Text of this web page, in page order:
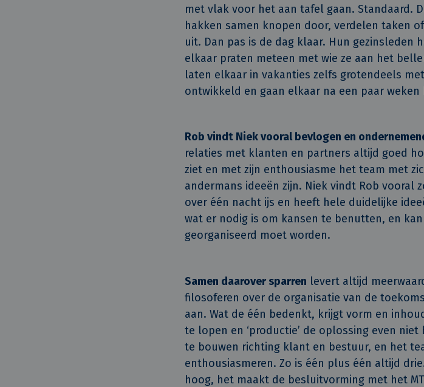
met vlak voor het aan tafel gaan. Standaard.
hakken samen­ knopen door, verdelen taken
uit. Dan pas is de dag klaar. Hun gezinsleden
elkaar praten meteen met wie ze aan het
laten elkaar in vakanties zelfs grotendeels
ontwikkeld en gaan elkaar na een paar weken
Rob vindt Niek vooral bevlogen en
relaties met klanten en partners altijd goed
ziet en met zijn enthousiasme het team met
andermans ideeën zijn. Niek vindt Rob vooral
over één nacht ijs en heeft hele duidelijke
wat er nodig is om kansen te benutten, en
georganiseerd moet worden.
Samen daarover sparren levert altijd
filosoferen over de organisatie van de
aan. Wat de één bedenkt, krijgt vorm en
te lopen en ‘productie’ de oplossing even
te bouwen richting klant en bestuur, en het
enthousiasmeren. Zo is één plus één altijd
hoog, het maakt de besluitvorming met het